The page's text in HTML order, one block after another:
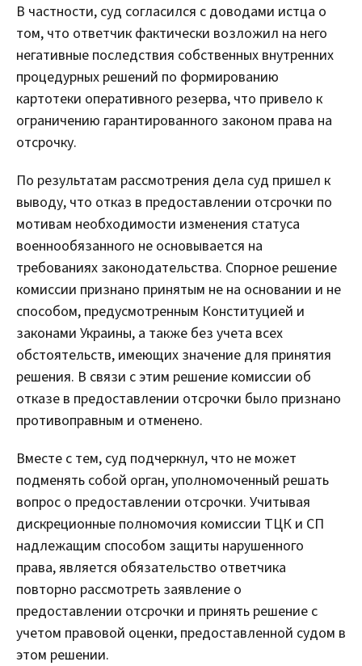
В частности, суд согласился с доводами истца о
том, что ответчик фактически возложил на него
негативные последствия собственных внутренних
процедурных решений по формированию
картотеки оперативного резерва, что привело к
ограничению гарантированного законом права на
отсрочку.
По результатам рассмотрения дела суд пришел к
выводу, что отказ в предоставлении отсрочки по
мотивам необходимости изменения статуса
военнообязанного не основывается на
требованиях законодательства. Спорное решение
комиссии признано принятым не на основании и не
способом, предусмотренным Конституцией и
законами Украины, а также без учета всех
обстоятельств, имеющих значение для принятия
решения. В связи с этим решение комиссии об
отказе в предоставлении отсрочки было признано
противоправным и отменено.
Вместе с тем, суд подчеркнул, что не может
подменять собой орган, уполномоченный решать
вопрос о предоставлении отсрочки. Учитывая
дискреционные полномочия комиссии ТЦК и СП
надлежащим способом защиты нарушенного
права, является обязательство ответчика
повторно рассмотреть заявление о
предоставлении отсрочки и принять решение с
учетом правовой оценки, предоставленной судом в
этом решении.